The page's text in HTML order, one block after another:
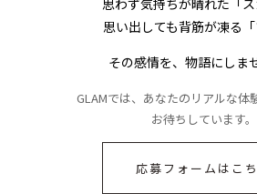
思い出しても背筋が凍る「
その感情を、物語にしま
GLAMでは、あなたのリアルな体
お待ちしています。
応募フォームはこ